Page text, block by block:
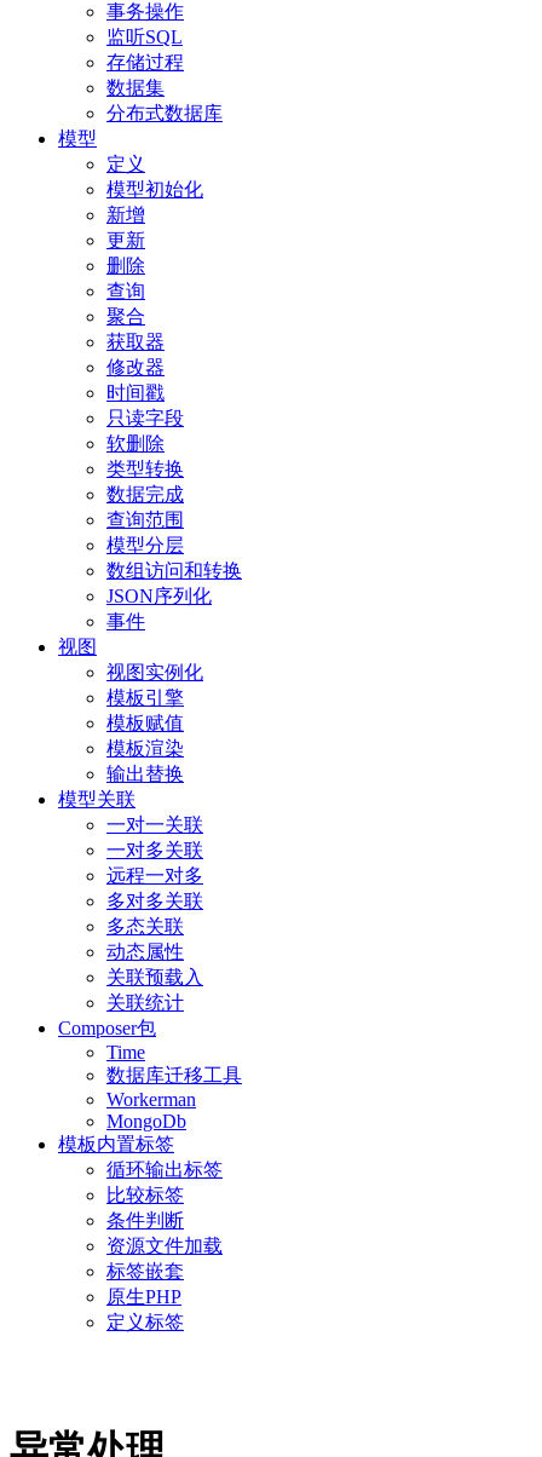
事务操作
监听SQL
存储过程
数据集
分布式数据库
模型
定义
模型初始化
新增
更新
删除
查询
聚合
获取器
修改器
时间戳
只读字段
软删除
类型转换
数据完成
查询范围
模型分层
数组访问和转换
JSON序列化
事件
视图
视图实例化
模板引擎
模板赋值
模板渲染
输出替换
模型关联
一对一关联
一对多关联
远程一对多
多对多关联
多态关联
动态属性
关联预载入
关联统计
Composer包
Time
数据库迁移工具
Workerman
MongoDb
模板内置标签
循环输出标签
比较标签
条件判断
资源文件加载
标签嵌套
原生PHP
定义标签